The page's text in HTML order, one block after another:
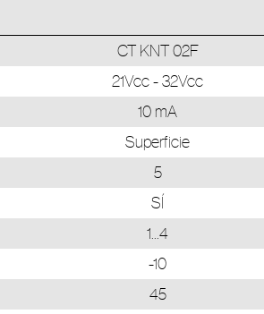
CT KNT 02F
21Vcc - 32Vcc
10 mA
Superficie
5
SÍ
1...4
-10
45